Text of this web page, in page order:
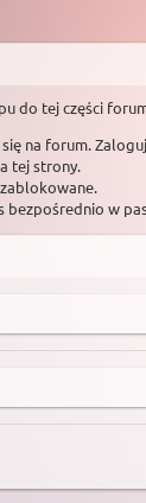
do tej części
na forum.
tej strony.
bezpośrednio w